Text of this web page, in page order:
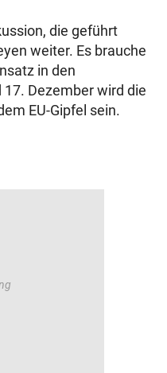
die geführt
weiter. Es brauche
in den
Dezember wird die
EU-Gipfel sein.